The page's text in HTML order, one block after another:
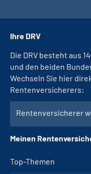
Top-Themen
Ihre DRV
Die DRV besteht aus
und den beiden
Wechseln Sie hier
Rentenversicherers:
Rentenversicherer
Meinen